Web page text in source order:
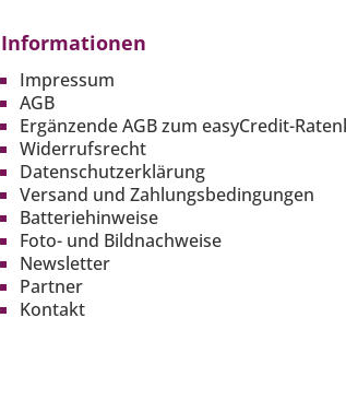
Informationen
Impressum
AGB
Ergänzende AGB zum easyCredit-
Widerrufsrecht
Datenschutzerklärung
Versand und Zahlungsbedingungen
Batteriehinweise
Foto- und Bildnachweise
Newsletter
Partner
Kontakt